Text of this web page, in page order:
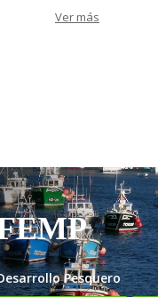
Ver más
Pesquero